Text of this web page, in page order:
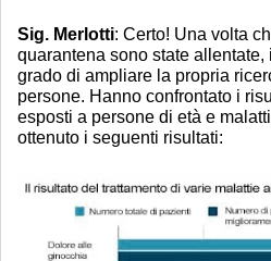
Sig. Merlotti: Certo! Una volta
quarantena sono state allentate,
grado di ampliare la propria
persone. Hanno confrontato i
esposti a persone di età e
ottenuto i seguenti risultati: